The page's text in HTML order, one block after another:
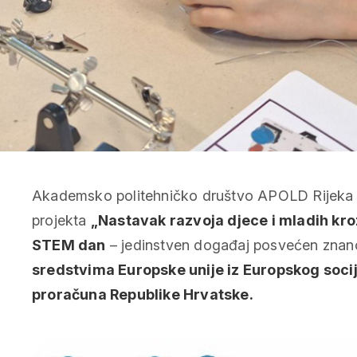
Akademsko politehničko društvo APOLD
projekta
„Nastavak razvoja djece i mladih
STEM dan – jedinstven događaj posvećen
sredstvima Europske unije iz Europskog
proračuna Republike Hrvatske.